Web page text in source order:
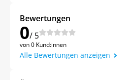
Bewertungen
0/ 5
von 0 Kund:innen
Alle Bewertungen anzeigen